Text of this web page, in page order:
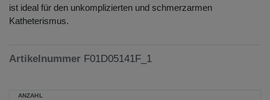
ist ideal für den unkomplizierten und schmerzarmen
Katheterismus.
Artikelnummer F01D05141F_1
ANZAHL